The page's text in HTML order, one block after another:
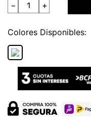
＋
－
Colores